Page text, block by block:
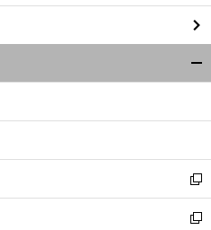
し
い
ウ
ィ
ン
ウ
開
く
新
し
い
新